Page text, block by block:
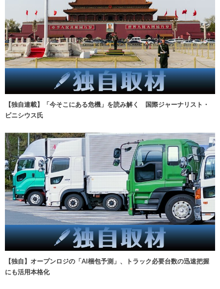
【独自連載】「今そこにある危機」を読み解く 国際ジャーナリスト・
ビニシウス氏
【独自】オープンロジの「AI梱包予測」、トラック必要台数の迅速把握
にも活用本格化